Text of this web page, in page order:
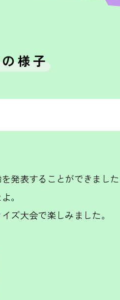
様子
発表することができまし
。
ズ大会で楽しみました。